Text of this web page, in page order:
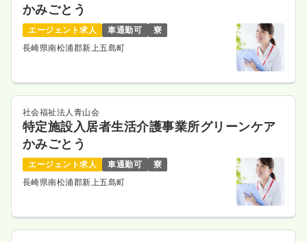
かみごとう
エージェント求人 車通勤可
寮
長崎県南松浦郡新上五島町
社会福祉法人青山会
特定施設入居者生活介護事業所グリーンケア
かみごとう
エージェント求人 車通勤可
寮
長崎県南松浦郡新上五島町